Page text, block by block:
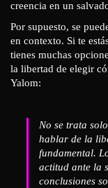
creencia en un
Por supuesto, se
en contexto. Si te
tienes muchas
la libertad de elegir
Yalom:
No se trata
hablar de la
fundamental.
actitud ante la
conclusiones